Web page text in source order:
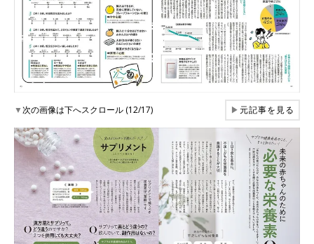
▼次の画像は下へスクロール (12/17) ▶元記事を見る